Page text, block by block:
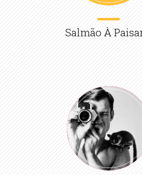
Salmão À